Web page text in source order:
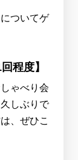
ついてゲ
程度】
ゃべり会
しぶりで
、ぜひこ